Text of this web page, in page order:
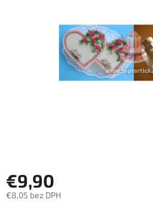
€9,90
€8,05 bez DPH